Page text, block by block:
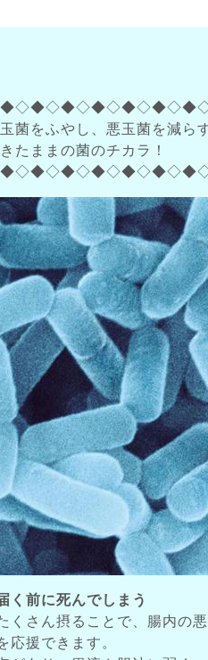
菌をふやし、悪玉菌を減ら
たままの菌のチカラ！
く前に死んでしまう
くさん摂ることで、腸内の
応援できます。